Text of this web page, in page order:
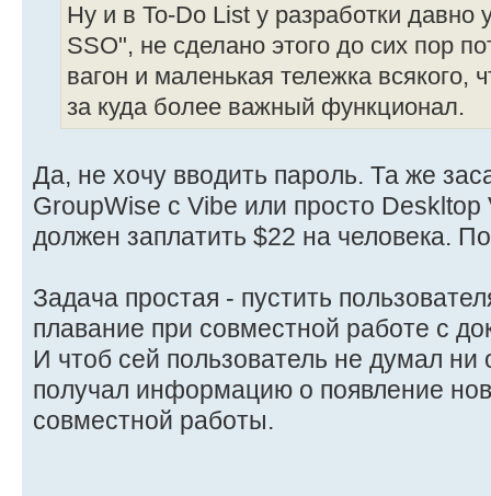
Ну и в To-Do List у разработки давно
SSO", не сделано этого до сих пор
вагон и маленькая тележка всякого,
за куда более важный функционал.
Да, не хочу вводить пароль. Та же
GroupWise с Vibe или просто Deskltop
должен заплатить $22 на человека.
Задача простая - пустить
плавание при совместной работе с
И чтоб сей пользователь не думал ни
получал информацию о появление
совместной работы.